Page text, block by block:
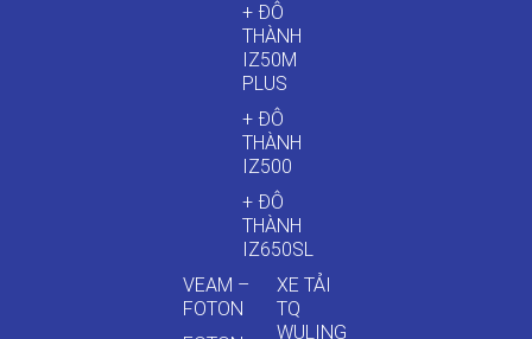
+ ĐÔ
THÀNH
IZ50M
PLUS
+ ĐÔ
THÀNH
IZ500
+ ĐÔ
THÀNH
IZ650SL
VEAM –
FOTON
XE TẢI
TQ
WULING